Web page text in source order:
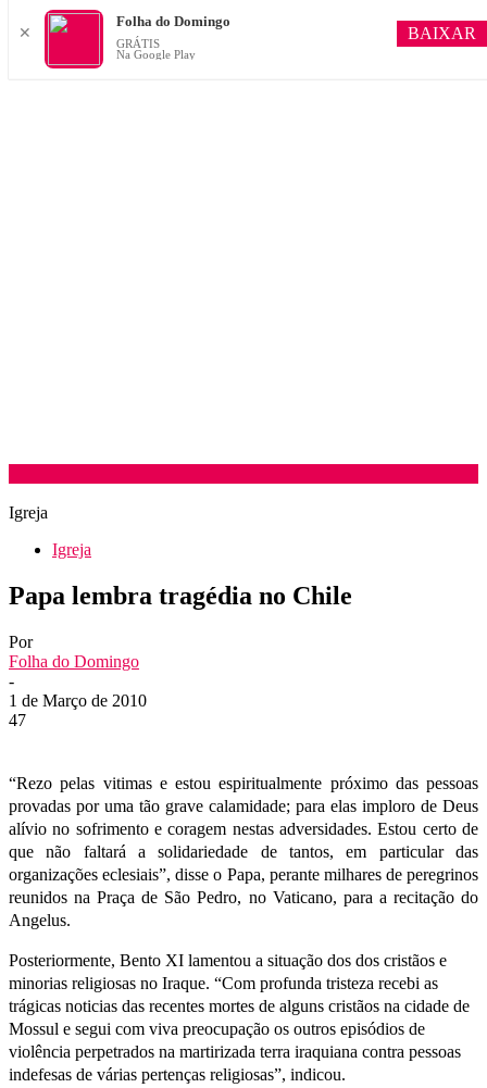
Igreja
Igreja
Papa lembra tragédia no Chile
Por
Folha do Domingo
-
1 de Março de 2010
47
“Rezo pelas vitimas e estou espiritualmente próximo das pessoas
provadas por uma tão grave calamidade; para elas imploro de Deus
alívio no sofrimento e coragem nestas adversidades. Estou certo de
que não faltará a solidariedade de tantos, em particular das
organizações eclesiais”, disse o Papa, perante milhares de peregrinos
reunidos na Praça de São Pedro, no Vaticano, para a recitação do
Angelus.
Posteriormente, Bento XI lamentou a situação dos dos cristãos e
minorias religiosas no Iraque. “Com profunda tristeza recebi as
trágicas noticias das recentes mortes de alguns cristãos na cidade de
Mossul e segui com viva preocupação os outros episódios de
violência perpetrados na martirizada terra iraquiana contra pessoas
indefesas de várias pertenças religiosas”, indicou.
✕
Folha do Domingo
GRÁTIS
Na Google Play
BAIXAR